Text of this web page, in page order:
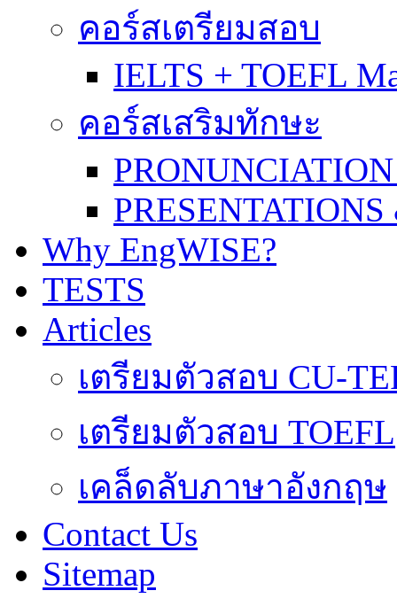
คอร์สเตรียมสอบ
IELTS + TOEFL
คอร์สเสริมทักษะ
Why EngWISE?
TESTS
Articles
เตรียมตัวสอบ CU-
เตรียมตัวสอบ TOEFL
เคล็ดลับภาษาอังกฤษ
Contact Us
Sitemap